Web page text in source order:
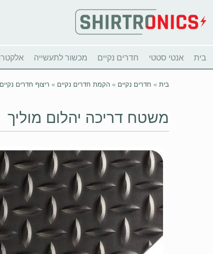
בית אנטי סטטי חדרים נקיים מכשור לתעשייה
בית » חדרים נקיים » הקמת חדרים נקיים » ריצוף חדרים נקיים
משטח דריכה יהלום מוליך